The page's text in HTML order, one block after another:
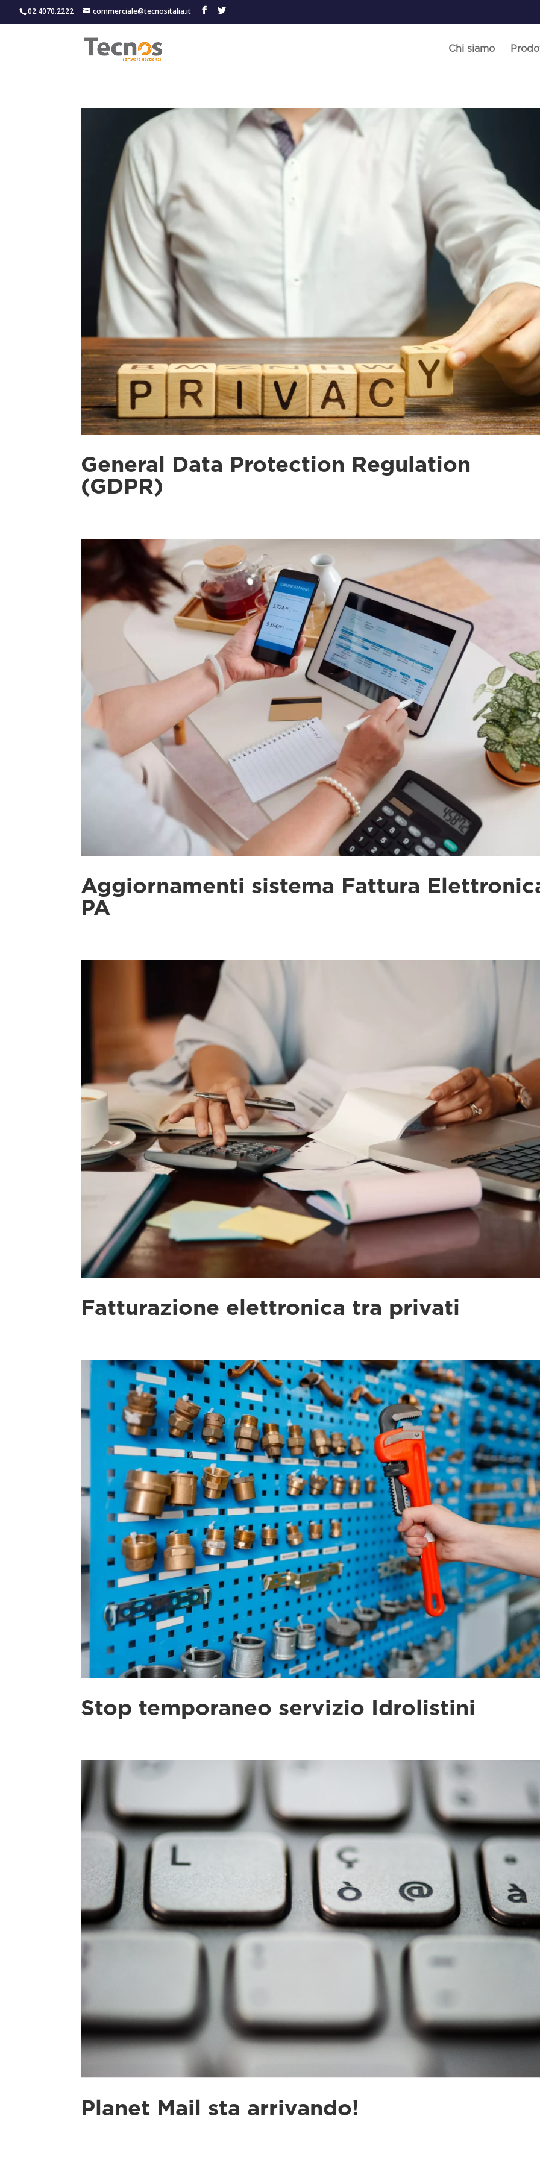
02.4070.2222 commerciale@tecnositalia.it
Chi siamo
General Data Protection Regulation
(GDPR)
Aggiornamenti sistema Fattura
PA
Fatturazione elettronica tra privati
Stop temporaneo servizio Idrolistini
Planet Mail sta arrivando!